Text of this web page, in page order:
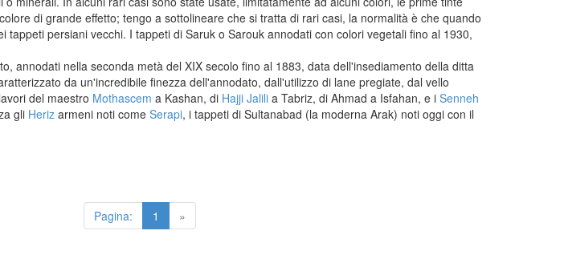
Kilim Vecchi E Antichi
Kilim Nuovi
Arazzi E Ricami
Tappeti Turchi Vecchi E Nuovi
Tappeti Turcomanni Vecchi E Nuovi
Tappeti Beluci
Tappeti Dal Mondo
di grande effetto; tengo a sottolineare che si tratta di rari casi, la normalità è che quando
persiani vecchi. I tappeti di Saruk o Sarouk annodati con colori vegetali fino al 1930,
annodati nella seconda metà del XIX secolo fino al 1883, data dell'insediamento della ditta
da un'incredibile finezza dell'annodato, dall'utilizzo di lane pregiate, dal vello
del maestro Mothascem a Kashan, di Hajji Jalili a Tabriz, di Ahmad a Isfahan, e i Senneh
gli Heriz armeni noti come Serapi, i tappeti di Sultanabad (la moderna Arak) noti oggi con il
Pagina: 1 »